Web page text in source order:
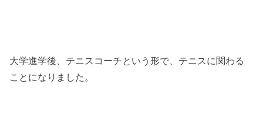
大学進学後、テニスコーチという形で、テニスに関わる
ことになりました。